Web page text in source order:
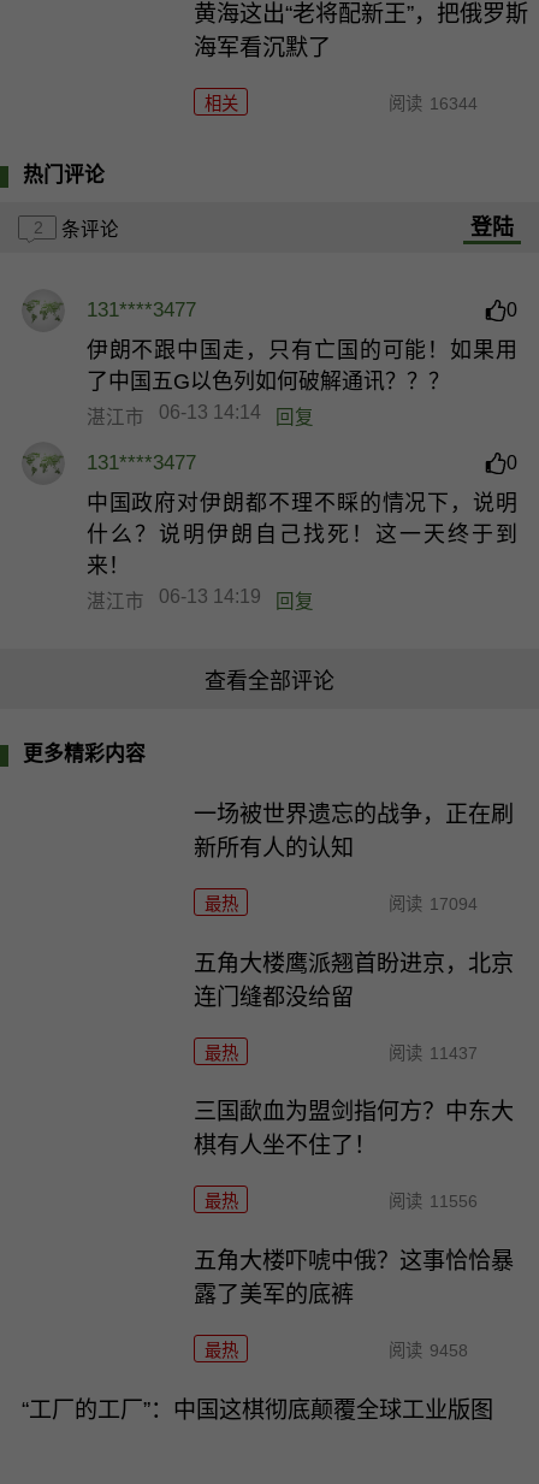
黄海这出“老将配新王”，把俄罗斯
海军看沉默了
相关 阅读 16344
热门评论
2 条评论 登陆
131****3477 0
伊朗不跟中国走，只有亡国的可能！如果用
了中国五G以色列如何破解通讯？？？
湛江市 06-13 14:14 回复
131****3477 0
中国政府对伊朗都不理不睬的情况下，说明
什么？说明伊朗自己找死！这一天终于到
来！
湛江市 06-13 14:19 回复
查看全部评论
更多精彩内容
一场被世界遗忘的战争，正在刷
新所有人的认知
最热 阅读 17094
五角大楼鹰派翘首盼进京，北京
连门缝都没给留
最热 阅读 11437
三国歃血为盟剑指何方？中东大
棋有人坐不住了！
最热 阅读 11556
五角大楼吓唬中俄？这事恰恰暴
露了美军的底裤
最热 阅读 9458
“工厂的工厂”：中国这棋彻底颠覆全球工业版图